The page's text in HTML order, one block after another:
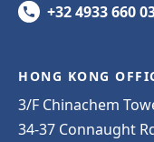
+32 4933 660
HONG KONG
3/F Chinachem
34-37 Connaught